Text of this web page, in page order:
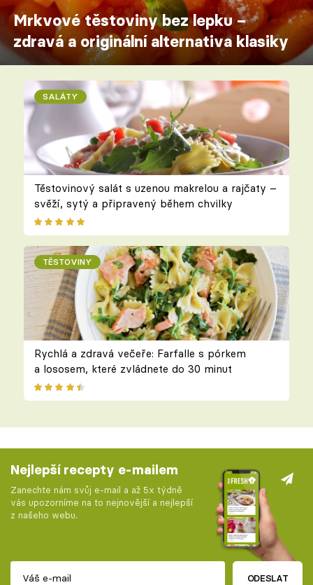
Mrkvové těstoviny bez lepku –
zdravá a originální alternativa klasiky
SALÁTY
Těstovinový salát s uzenou makrelou a rajčaty –
svěží, sytý a připravený během chvilky
TĚSTOVINY
Rychlá a zdravá večeře: Farfalle s pórkem
a lososem, které zvládnete do 30 minut
Nejlepší recepty e-mailem
Zanechte nám svůj e-mail a až 5x týdně
vás upozorníme na to nejnovější a nejlepší
z našeho webu.
ODESLAT